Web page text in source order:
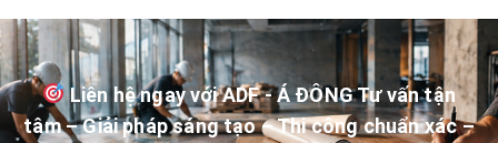
Liên hệ ngay với ADF - Á ĐÔNG Tư vấn tận
tâm – Giải pháp sáng tạo – Thi công chuẩn xác –